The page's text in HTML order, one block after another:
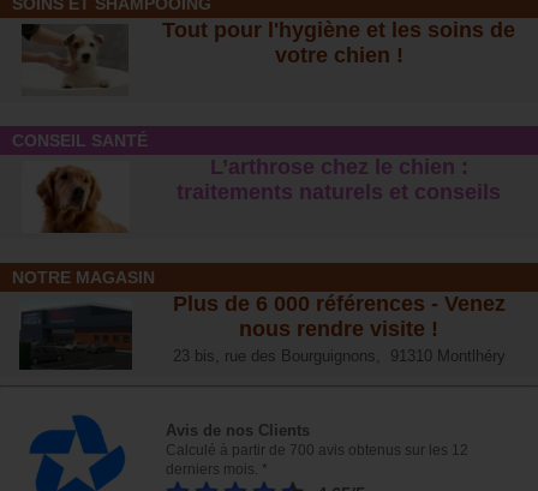
SOINS ET SHAMPOOING
Tout pour l'hygiène et les soins de
votre chien !
CONSEIL SANTÉ
L’arthrose chez le chien :
traitements naturels et conseil s
NOTRE MAGASIN
Plus de 6 000 références - Venez
nous rendre visite !
23 bis, rue des Bourguignons, 91310 Montlhéry
Avis de nos Clients
Calculé à partir de 700 avis obtenus sur les 12
derniers mois. *